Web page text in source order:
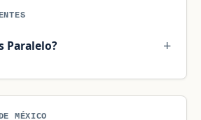
Paralelo?
MÉXICO